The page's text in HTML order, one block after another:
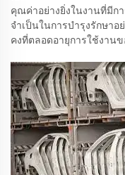
คุณค่าอย่างยิ่งในงานที่มีก
จำเป็นในการบำรุงรักษา
คงที่ตลอดอายุการใช้งานข